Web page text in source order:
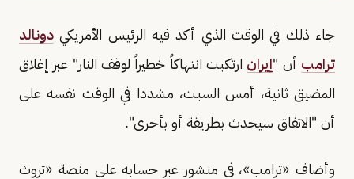
جاء ذلك في الوقت الذي أكد فيه الرئيس الأمريكي دونالد
ترامب أن "إيران ارتكبت انتهاكاً خطيراً لوقف النار" عبر إغلاق
المضيق ثانية، أمس السبت، مشددا في الوقت نفسه على
أن "الاتفاق سيحدث بطريقة أو بأخرى".
وأضاف «ترامب»، فى منشور عبر حسابه على منصة «تروث